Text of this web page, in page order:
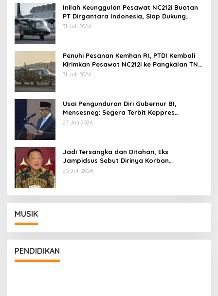
Inilah Keunggulan Pesawat NC212i Buatan
PT Dirgantara Indonesia, Siap Dukung
Berbagai Operasi TNI
31 Juli 2026
Penuhi Pesanan Kemhan RI, PTDI Kembali
Kirimkan Pesawat NC212i ke Pangkalan TNI
AU
31 Juli 2026
Usai Pengunduran Diri Gubernur BI,
Mensesneg: Segera Terbit Keppres
Pemberhentian dengan Hormat
27 Juli 2026
Jadi Tersangka dan Ditahan, Eks
Jampidsus Sebut Dirinya Korban
Kriminalisasi
25 Juli 2026
MUSIK
PENDIDIKAN